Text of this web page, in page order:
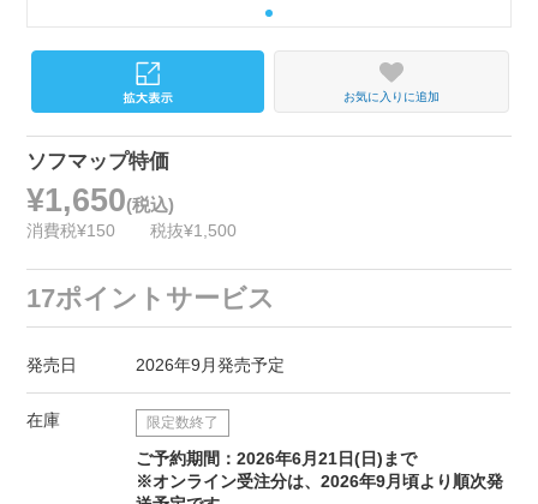
お気に入りに追加
ソフマップ特価
¥1,650(税込)
消費税¥150 税抜¥1,500
17ポイントサービス
発売日 2026年9月発売予定
在庫 限定数終了
ご予約期間：2026年6月21日(日)まで
※オンライン受注分は、2026年9月頃より順次発